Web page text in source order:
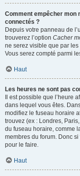
Comment empêcher mon
connectés ?
Depuis votre panneau de
trouverez l’option Cacher
ne serez visible que par
Vous serez compté parmi
Haut
Les heures ne sont pas
Il est possible que l’heure
dans lequel vous êtes.
modifiez le fuseau horaire
trouvez (ex : Londres,
du fuseau horaire, comme
membres du forum. Donc si
pour le faire.
Haut